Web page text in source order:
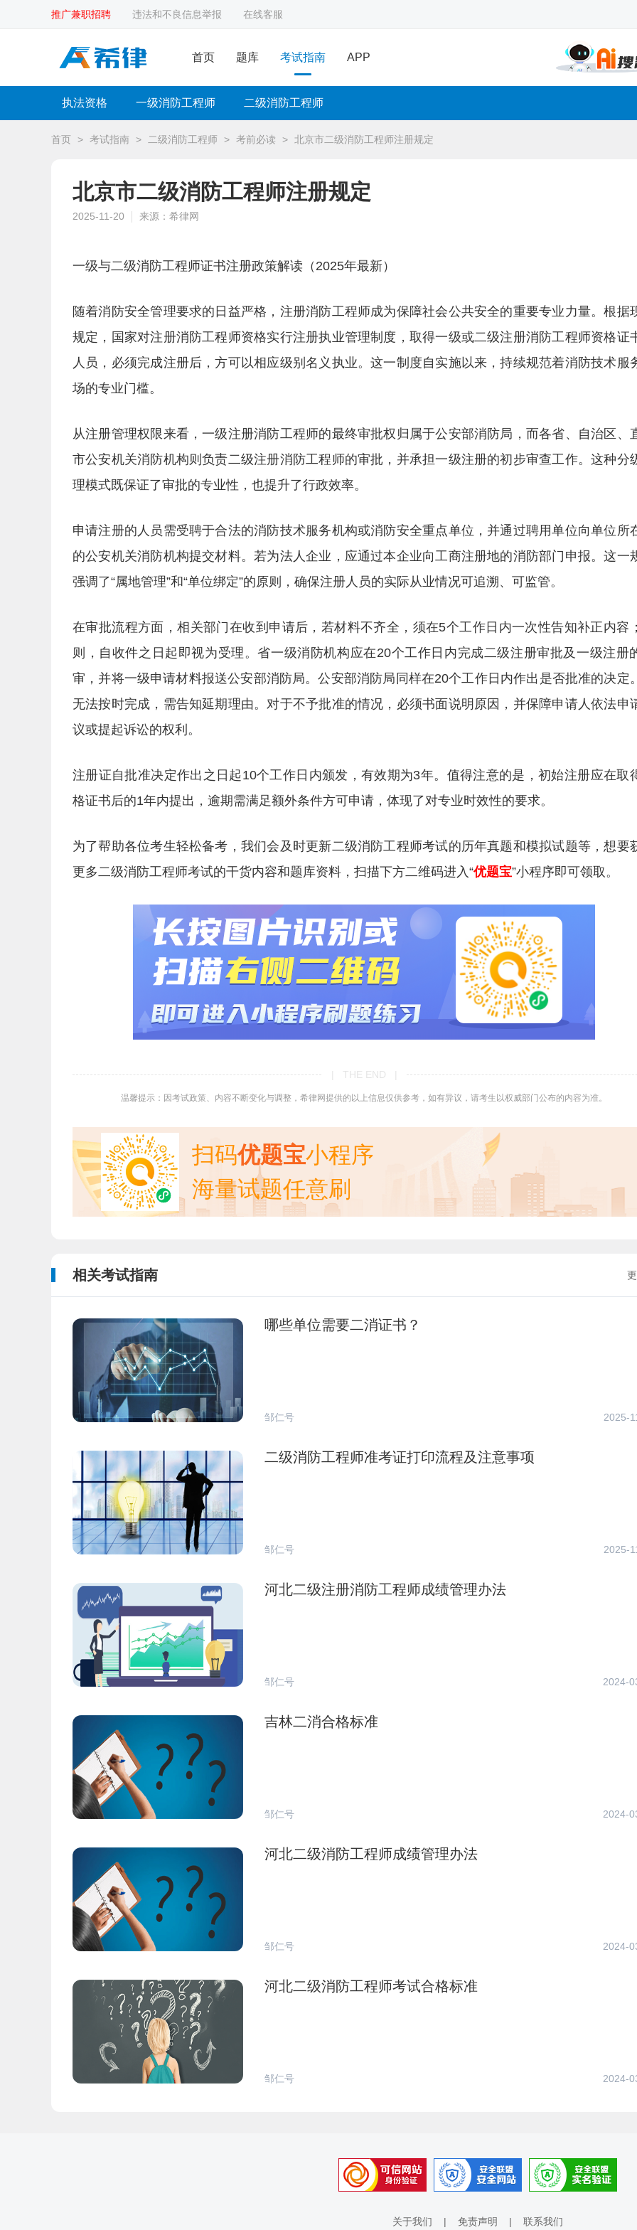
推广兼职招聘 违法和不良信息举报 在线客服
首页 题库 考试指南 APP
执法资格 一级消防工程师 二级消防工程师
首页 > 考试指南 > 二级消防工程师 > 考前必读 > 北京市二级消防工程师注册规定
北京市二级消防工程师注册规定
2025-11-20 来源：希律网
一级与二级消防工程师证书注册政策解读（2025年最新）
随着消防安全管理要求的日益严格，注册消防工程师成为保障社会公共安全的重要专业力量。根据
规定，国家对注册消防工程师资格实行注册执业管理制度，取得一级或二级注册消防工程师资格证
人员，必须完成注册后，方可以相应级别名义执业。这一制度自实施以来，持续规范着消防技术服
场的专业门槛。
从注册管理权限来看，一级注册消防工程师的最终审批权归属于公安部消防局，而各省、自治区、
市公安机关消防机构则负责二级注册消防工程师的审批，并承担一级注册的初步审查工作。这种分
理模式既保证了审批的专业性，也提升了行政效率。
申请注册的人员需受聘于合法的消防技术服务机构或消防安全重点单位，并通过聘用单位向单位所
的公安机关消防机构提交材料。若为法人企业，应通过本企业向工商注册地的消防部门申报。这一
强调了“属地管理”和“单位绑定”的原则，确保注册人员的实际从业情况可追溯、可监管。
在审批流程方面，相关部门在收到申请后，若材料不齐全，须在5个工作日内一次性告知补正内容
则，自收件之日起即视为受理。省一级消防机构应在20个工作日内完成二级注册审批及一级注册
审，并将一级申请材料报送公安部消防局。公安部消防局同样在20个工作日内作出是否批准的决定
无法按时完成，需告知延期理由。对于不予批准的情况，必须书面说明原因，并保障申请人依法申
议或提起诉讼的权利。
注册证自批准决定作出之日起10个工作日内颁发，有效期为3年。值得注意的是，初始注册应在取
格证书后的1年内提出，逾期需满足额外条件方可申请，体现了对专业时效性的要求。
为了帮助各位考生轻松备考，我们会及时更新二级消防工程师考试的历年真题和模拟试题等，想要
更多二级消防工程师考试的干货内容和题库资料，扫描下方二维码进入“优题宝”小程序即可领取。
| THE END |
温馨提示：因考试政策、内容不断变化与调整，希律网提供的以上信息仅供参考，如有异议，请考生以权威部门公布的内容为准。
扫码优题宝小程序
海量试题任意刷
相关考试指南
哪些单位需要二消证书？
邹仁号 2025-
二级消防工程师准考证打印流程及注意事项
邹仁号 2025-
河北二级注册消防工程师成绩管理办法
邹仁号 2024-
吉林二消合格标准
邹仁号 2024-
河北二级消防工程师成绩管理办法
邹仁号 2024-
河北二级消防工程师考试合格标准
邹仁号 2024-
关于我们 | 免责声明 | 联系我们